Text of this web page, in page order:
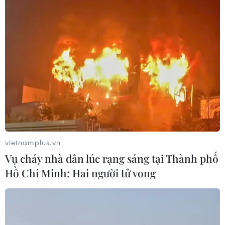
thu gom, tái chế bao bì, rác thải.
(TTXVN/Vietnam+)
vietnamplus.vn
Vụ cháy nhà dân lúc rạng sáng tại Thành phố
Hồ Chí Minh: Hai người tử vong